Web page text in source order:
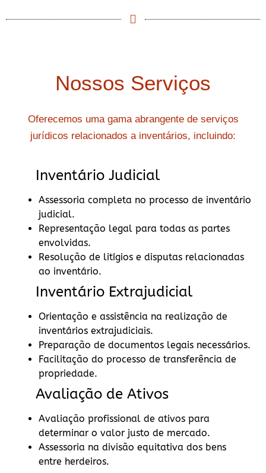
Nossos Serviços
Oferecemos uma gama abrangente de serviços
jurídicos relacionados a inventários, incluindo:
Inventário Judicial
Assessoria completa no processo de inventário
judicial.
Representação legal para todas as partes
envolvidas.
Resolução de litígios e disputas relacionadas
ao inventário.
Inventário Extrajudicial
Orientação e assistência na realização de
inventários extrajudiciais.
Preparação de documentos legais necessários.
Facilitação do processo de transferência de
propriedade.
Avaliação de Ativos
Avaliação profissional de ativos para
determinar o valor justo de mercado.
Assessoria na divisão equitativa dos bens
entre herdeiros.